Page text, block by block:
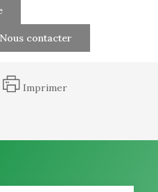
Nous contacter
Imprimer